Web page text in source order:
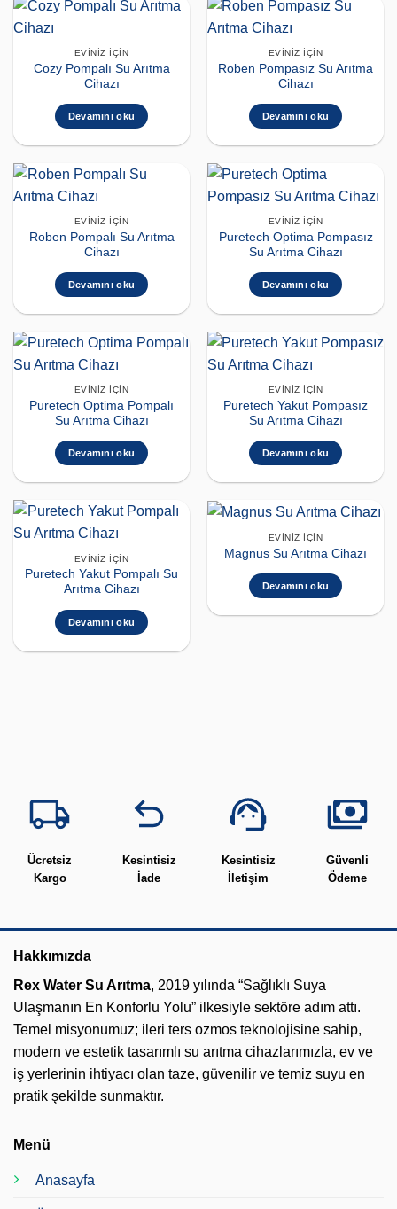
EVINIZ İÇIN
Cozy Pompalı Su Arıtma
Cihazı
Devamını oku
EVINIZ İÇIN
Roben Pompasız Su Arıtma
Cihazı
Devamını oku
EVINIZ İÇIN
Roben Pompalı Su Arıtma
Cihazı
Devamını oku
EVINIZ İÇIN
Puretech Optima Pompasız
Su Arıtma Cihazı
Devamını oku
EVINIZ İÇIN
Puretech Optima Pompalı
Su Arıtma Cihazı
Devamını oku
EVINIZ İÇIN
Puretech Yakut Pompasız
Su Arıtma Cihazı
Devamını oku
EVINIZ İÇIN
Puretech Yakut Pompalı Su
Arıtma Cihazı
Devamını oku
EVINIZ İÇIN
Magnus Su Arıtma Cihazı
Devamını oku
Ücretsiz
Kargo
Kesintisiz
İade
Kesintisiz
İletişim
Güvenli
Ödeme
Hakkımızda
Rex Water Su Arıtma, 2019 yılında “Sağlıklı Suya
Ulaşmanın En Konforlu Yolu” ilkesiyle sektöre adım attı.
Temel misyonumuz; ileri ters ozmos teknolojisine sahip,
modern ve estetik tasarımlı su arıtma cihazlarımızla, ev ve
iş yerlerinin ihtiyacı olan taze, güvenilir ve temiz suyu en
pratik şekilde sunmaktır.
Menü
Anasayfa